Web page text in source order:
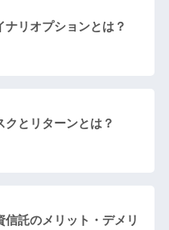
ナリオプションとは？
クとリターンとは？
信託のメリット・デメリ